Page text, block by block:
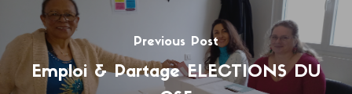
Previous Post
Emploi & Partage ELECTIONS DU